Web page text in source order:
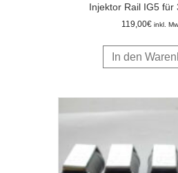
Injektor Rail IG5 für
119,00€ inkl.
In den